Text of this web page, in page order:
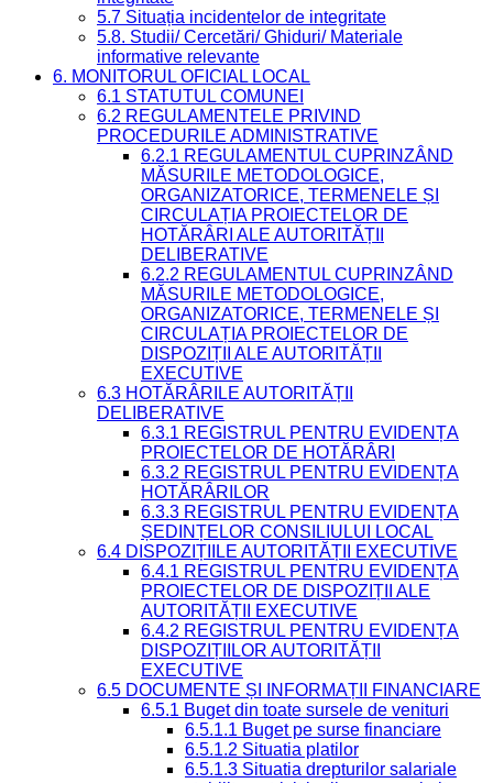
5.7 Situația incidentelor de integritate
5.8. Studii/ Cercetări/ Ghiduri/ Materiale
informative relevante
6. MONITORUL OFICIAL LOCAL
6.1 STATUTUL COMUNEI
6.2 REGULAMENTELE PRIVIND
PROCEDURILE ADMINISTRATIVE
6.2.1 REGULAMENTUL CUPRINZÂND
MĂSURILE METODOLOGICE,
ORGANIZATORICE, TERMENELE ȘI
CIRCULAȚIA PROIECTELOR DE
HOTĂRÂRI ALE AUTORITĂȚII
DELIBERATIVE
6.2.2 REGULAMENTUL CUPRINZÂND
MĂSURILE METODOLOGICE,
ORGANIZATORICE, TERMENELE ȘI
CIRCULAȚIA PROIECTELOR DE
DISPOZIȚII ALE AUTORITĂȚII
EXECUTIVE
6.3 HOTĂRÂRILE AUTORITĂȚII
DELIBERATIVE
6.3.1 REGISTRUL PENTRU EVIDENȚA
PROIECTELOR DE HOTĂRÂRI
6.3.2 REGISTRUL PENTRU EVIDENȚA
HOTĂRÂRILOR
6.3.3 REGISTRUL PENTRU EVIDENȚA
ȘEDINȚELOR CONSILIULUI LOCAL
6.4 DISPOZIȚIILE AUTORITĂȚII EXECUTIVE
6.4.1 REGISTRUL PENTRU EVIDENȚA
PROIECTELOR DE DISPOZIȚII ALE
AUTORITĂȚII EXECUTIVE
6.4.2 REGISTRUL PENTRU EVIDENȚA
DISPOZIȚIILOR AUTORITĂȚII
EXECUTIVE
6.5 DOCUMENTE ȘI INFORMAȚII FINANCIARE
6.5.1 Buget din toate sursele de venituri
6.5.1.1 Buget pe surse financiare
6.5.1.2 Situatia platilor
6.5.1.3 Situatia drepturilor salariale